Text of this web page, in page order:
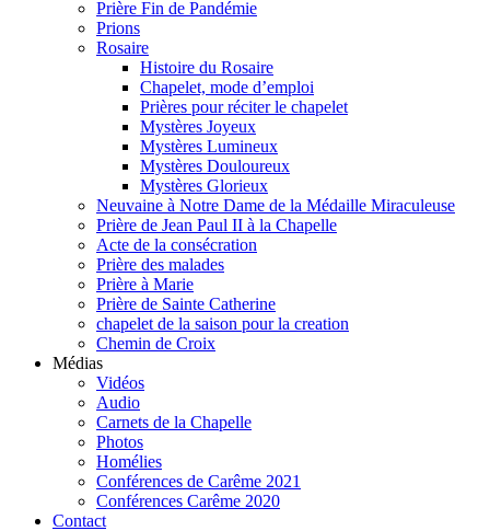
Prière Fin de Pandémie
Prions
Rosaire
Histoire du Rosaire
Chapelet, mode d’emploi
Prières pour réciter le chapelet
Mystères Joyeux
Mystères Lumineux
Mystères Douloureux
Mystères Glorieux
Neuvaine à Notre Dame de la Médaille Miraculeuse
Prière de Jean Paul II à la Chapelle
Acte de la consécration
Prière des malades
Prière à Marie
Prière de Sainte Catherine
chapelet de la saison pour la creation
Chemin de Croix
Médias
Vidéos
Audio
Carnets de la Chapelle
Photos
Homélies
Conférences de Carême 2021
Conférences Carême 2020
Contact